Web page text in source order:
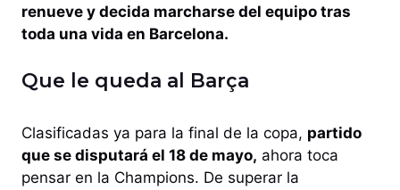
renueve y decida marcharse del equipo tras
toda una vida en Barcelona.
Que le queda al Barça
Clasificadas ya para la final de la copa, partido
que se disputará el 18 de mayo, ahora toca
pensar en la Champions. De superar la